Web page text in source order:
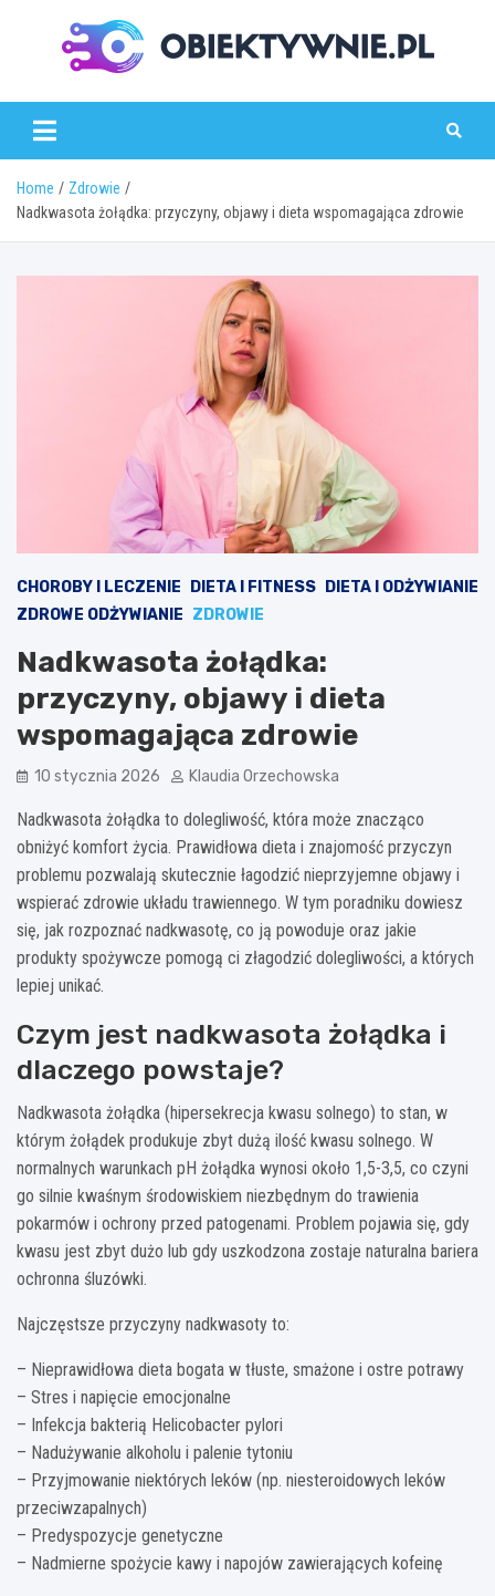
obiektywnie.pl
Home
Zdrowie
Nadkwasota żołądka: przyczyny, objawy i dieta wspomagająca zdrowie
CHOROBY I LECZENIE DIETA I FITNESS
DIETA I ODŻYWIANIE
ZDROWE ODŻYWIANIE ZDROWIE
Nadkwasota żołądka:
przyczyny, objawy i dieta
wspomagająca zdrowie
10 stycznia 2026 Klaudia Orzechowska
Nadkwasota żołądka to dolegliwość, która może znacząco
obniżyć komfort życia. Prawidłowa dieta i znajomość przyczyn
problemu pozwalają skutecznie łagodzić nieprzyjemne objawy i
wspierać zdrowie układu trawiennego. W tym poradniku dowiesz
się, jak rozpoznać nadkwasotę, co ją powoduje oraz jakie
produkty spożywcze pomogą ci złagodzić dolegliwości, a których
lepiej unikać.
Czym jest nadkwasota żołądka i
dlaczego powstaje?
Nadkwasota żołądka (hipersekrecja kwasu solnego) to stan, w
którym żołądek produkuje zbyt dużą ilość kwasu solnego. W
normalnych warunkach pH żołądka wynosi około 1,5-3,5, co czyni
go silnie kwaśnym środowiskiem niezbędnym do trawienia
pokarmów i ochrony przed patogenami. Problem pojawia się, gdy
kwasu jest zbyt dużo lub gdy uszkodzona zostaje naturalna bariera
ochronna śluzówki.
Najczęstsze przyczyny nadkwasoty to:
– Nieprawidłowa dieta bogata w tłuste, smażone i ostre potrawy
– Stres i napięcie emocjonalne
– Infekcja bakterią Helicobacter pylori
– Nadużywanie alkoholu i palenie tytoniu
– Przyjmowanie niektórych leków (np. niesteroidowych leków
przeciwzapalnych)
– Predyspozycje genetyczne
– Nadmierne spożycie kawy i napojów zawierających kofeinę